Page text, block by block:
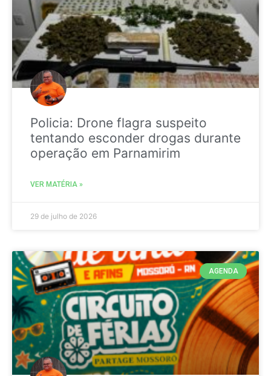
Policia: Drone flagra suspeito
tentando esconder drogas durante
operação em Parnamirim
VER MATÉRIA »
29 de julho de 2026
AGENDA